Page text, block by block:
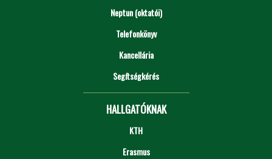
Neptun (oktatói)
Telefonkönyv
Kancellária
Segítségkérés
HALLGATÓKNAK
KTH
Erasmus